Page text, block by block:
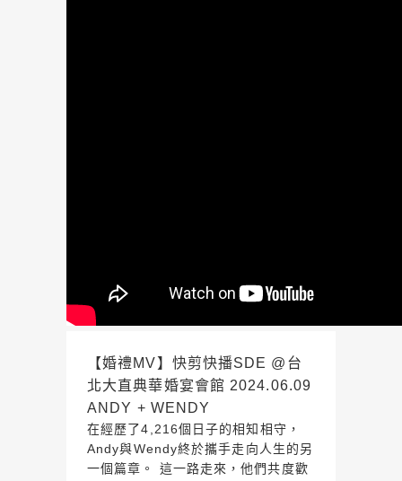
【婚禮MV】快剪快播SDE @台
北大直典華婚宴會館 2024.06.09
ANDY + WENDY
在經歷了4,216個日子的相知相守，
Andy與Wendy終於攜手走向人生的另
一個篇章。 這一路走來，他們共度歡